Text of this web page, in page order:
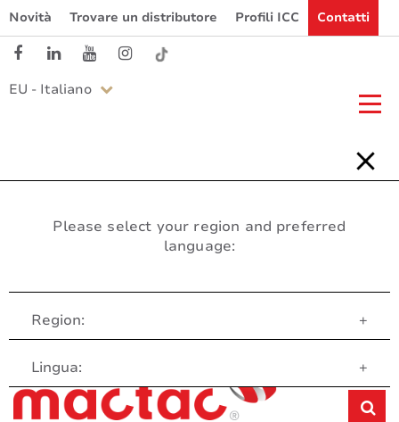
Novità Trovare un distributore Profili ICC Contatti
EU - Italiano
Please select your region and preferred
language:
Region: +
Lingua: +
Servizio clienti